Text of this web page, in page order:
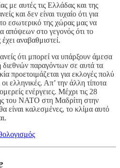
με αυτές τις Ελλάδας και της
και δεν είναι τυχαίο ότι για
εσωτερικό της χώρας μας να
απόψεων στο γεγονός ότι το
αναβαθμιστεί.
ότι μπορεί να υπάρξουν άμεσα
διεθνών παραγόντων σε αυτά τα
προετοιμάζεται για εκλογές πολύ
ελληνικές. Απ’ την άλλη τίποτα
ενέργειες. Μέχρι τις 28
του ΝΑΤΟ στη Μαδρίτη στην
είναι καλεσμένες, το κλίμα αυτό